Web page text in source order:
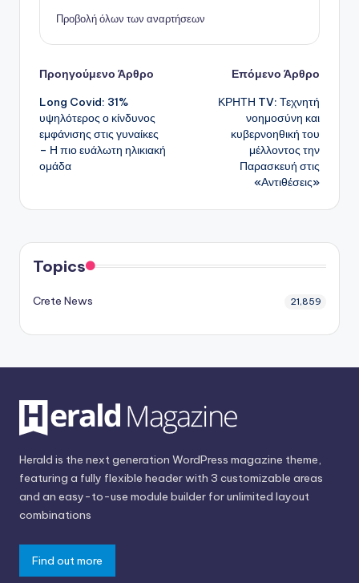
Προβολή όλων των αναρτήσεων
Πλοήγηση
δημοσιεύσεων
Προηγούμενο Άρθρο
Long Covid: 31%
υψηλότερος ο κίνδυνος
εμφάνισης στις γυναίκες
– Η πιο ευάλωτη ηλικιακή
ομάδα
Επόμενο Άρθρο
ΚΡΗΤΗ TV: Τεχνητή
νοημοσύνη και
κυβερνοηθική του
μέλλοντος την
Παρασκευή στις
«Αντιθέσεις»
Topics
Crete News 21,859
Herald is the next generation WordPress magazine theme,
featuring a fully flexible header with 3 customizable areas
and an easy-to-use module builder for unlimited layout
combinations
Find out more